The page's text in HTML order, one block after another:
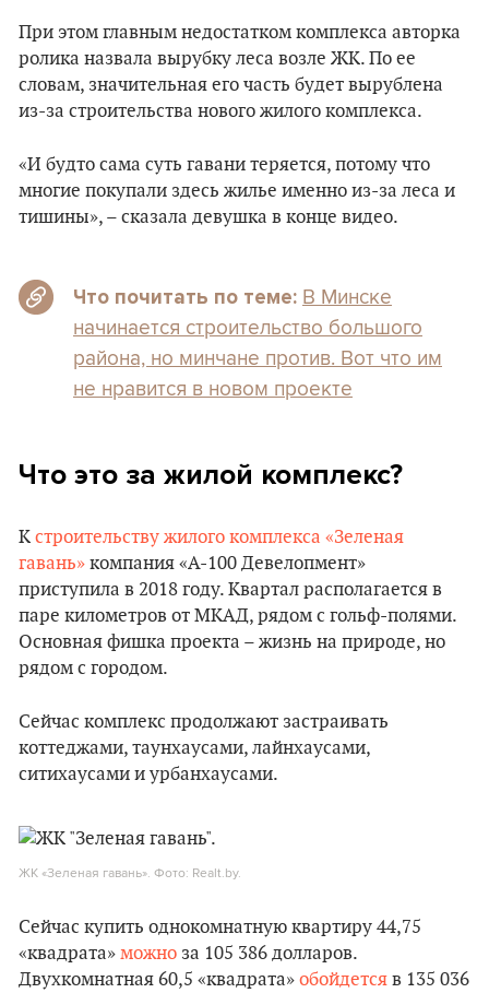
При этом главным недостатком комплекса авторка
ролика назвала вырубку леса возле ЖК. По ее
словам, значительная его часть будет вырублена
из-за строительства нового жилого комплекса.
«И будто сама суть гавани теряется, потому что
многие покупали здесь жилье именно из-за леса и
тишины», – сказала девушка в конце видео.
Что почитать по теме: В Минске
начинается строительство большого
района, но минчане против. Вот что им
не нравится в новом проекте
Что это за жилой комплекс?
К строительству жилого комплекса «Зеленая
гавань» компания «А-100 Девелопмент»
приступила в 2018 году. Квартал располагается в
паре километров от МКАД, рядом с гольф-полями.
Основная фишка проекта – жизнь на природе, но
рядом с городом.
Сейчас комплекс продолжают застраивать
коттеджами, таунхаусами, лайнхаусами,
ситихаусами и урбанхаусами.
ЖК «Зеленая гавань». Фото: Realt.by.
Сейчас купить однокомнатную квартиру 44,75
«квадрата» можно за 105 386 долларов.
Двухкомнатная 60,5 «квадрата» обойдется в 135 036